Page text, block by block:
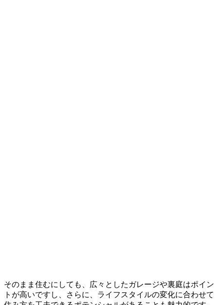
そのまま住むにしても、広々としたガレージや裏庭はポイン
トが高いですし、さらに、ライフスタイルの変化に合わせて